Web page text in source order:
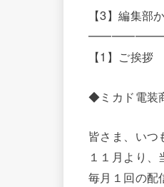
【3】編集部
【1】ご挨拶
◆ミカド電装
皆さま、いつ
１１月より
毎月１回の配